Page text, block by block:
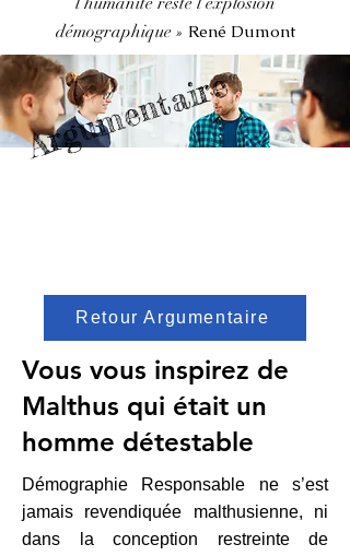
démographique » René Dumont
Argumentaire
Retour Argumentaire
Vous vous inspirez de
Malthus qui était un
homme détestable
Démographie Responsable ne s’est
jamais revendiquée malthusienne, ni
dans la conception restreinte de